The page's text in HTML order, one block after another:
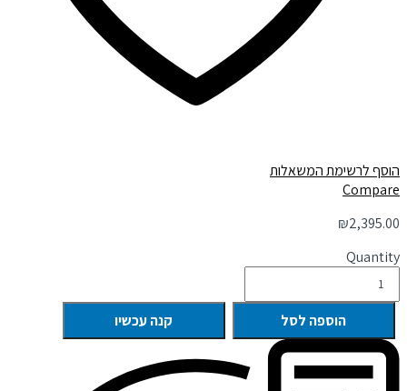
הוסף לרשימת המשאלות
Compare
₪2,395.00
Quantity
הוספה לסל קנה עכשיו